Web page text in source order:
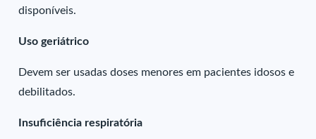
disponíveis.
Uso geriátrico
Devem ser usadas doses menores em pacientes idosos e
debilitados.
Insuficiência respiratória